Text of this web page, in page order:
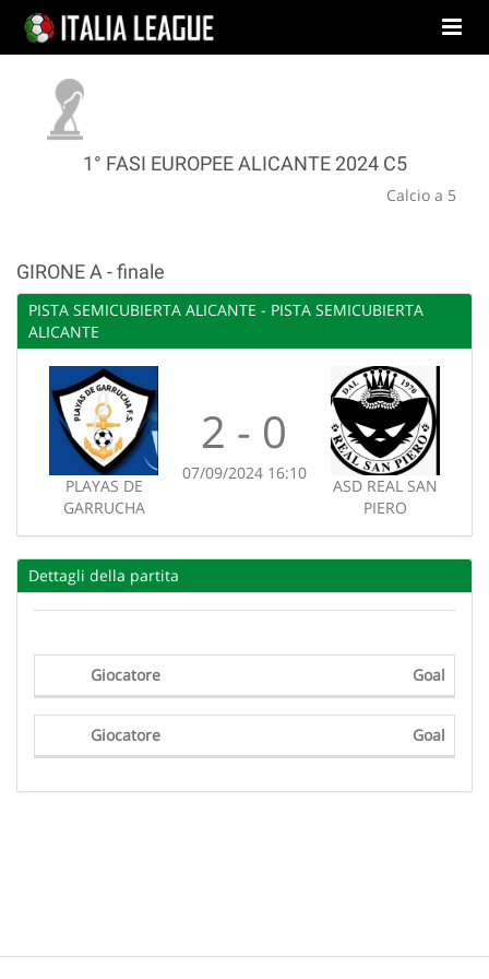
1° FASI EUROPEE ALICANTE 2024 C5
Calcio a 5
GIRONE A - finale
PISTA SEMICUBIERTA ALICANTE - PISTA SEMICUBIERTA
ALICANTE
PLAYAS DE
GARRUCHA
2 - 0
07/09/2024 16:10
ASD REAL SAN
PIERO
Dettagli della partita
Giocatore Goal
Giocatore Goal